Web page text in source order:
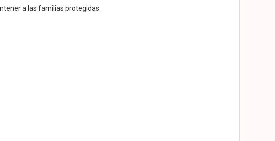
a las familias protegidas.